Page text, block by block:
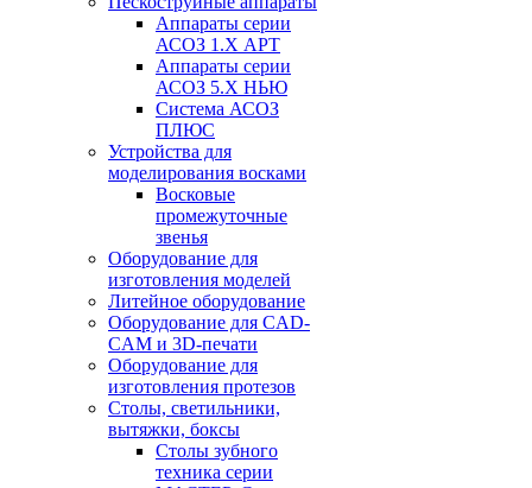
Аппараты серии
АСОЗ 1.Х АРТ
Аппараты серии
АСОЗ 5.Х НЬЮ
Система АСОЗ
ПЛЮС
Устройства для
моделирования восками
Восковые
промежуточные
звенья
Оборудование для
изготовления моделей
Литейное оборудование
Оборудование для CAD-
CAM и 3D-печати
Оборудование для
изготовления протезов
Cтолы, светильники,
вытяжки, боксы
Столы зубного
техника серии